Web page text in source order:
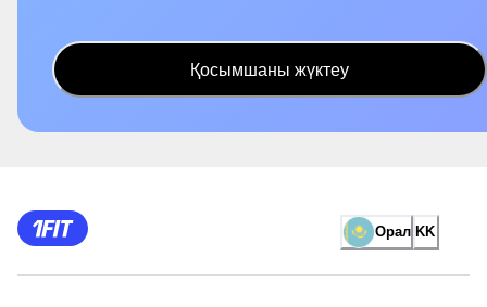
Қосымшаны жүктеу
Орал KK